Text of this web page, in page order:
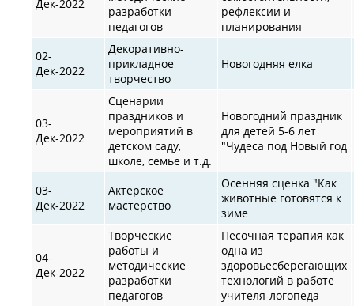
Дек-2022
разработки
педагогов
рефлексии и
планирования
02-
Дек-2022
Декоративно-
прикладное
творчество
Новогодняя елка
03-
Дек-2022
Сценарии
праздников и
мероприятий в
детском саду,
школе, семье и т.д.
Новогодний праздник
для детей 5-6 лет
"Чудеса под Новый год
03-
Дек-2022
Актерское
мастерство
Осенняя сценка "Как
животные готовятся к
зиме
04-
Дек-2022
Творческие
работы и
методические
разработки
педагогов
Песочная терапия как
одна из
здоровьесберегающих
технологий в работе
учителя-логопеда